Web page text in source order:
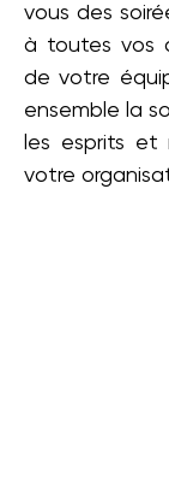
vous des
à toutes vos
de votre
ensemble la
les esprits et
votre